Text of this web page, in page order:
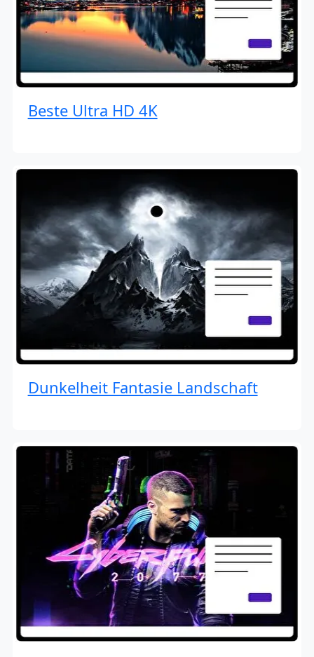
Beste Ultra HD 4K
Dunkelheit Fantasie Landschaft